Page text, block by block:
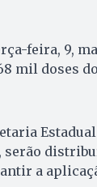
feira, 9,
mil doses
serão
a